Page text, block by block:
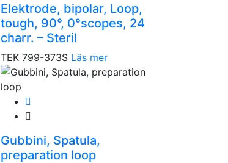
Elektrode, bipolar, Loop,
tough, 90°, 0°scopes, 24
charr. – Steril
TEK 799-373S Läs mer
Gubbini, Spatula,
preparation loop